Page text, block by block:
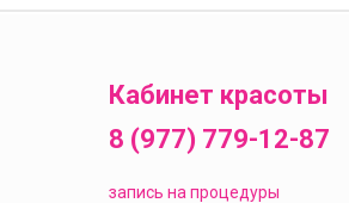
Кабинет красоты
8 (977) 779-12-87
запись на процедуры